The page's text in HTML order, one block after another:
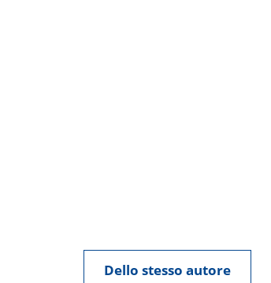
Dello stesso autore